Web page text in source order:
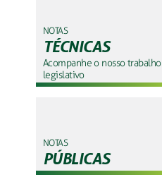
NOTAS
TÉCNICAS
Acompanhe o nosso trabalho
legislativo
NOTAS
PÚBLICAS